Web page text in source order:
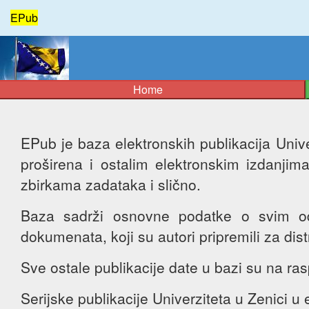
EPub
Home
EPub je baza elektronskih publikacija
proširena i ostalim elektronskim
zbirkama zadataka i slično.
Baza sadrži osnovne podatke o svim
dokumenata, koji su autori pripremili za
Sve ostale publikacije date u bazi su na
Serijske publikacije Univerziteta u Zenici